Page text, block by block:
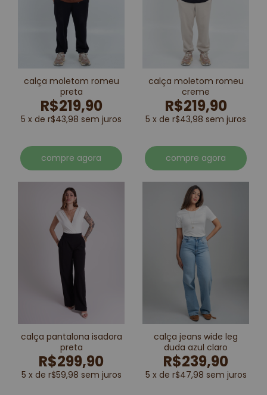
calça moletom romeu
preta
R$219,90
5 x de r$43,98 sem juros
compre agora
calça moletom romeu
creme
R$219,90
5 x de r$43,98 sem juros
compre agora
calça pantalona isadora
preta
R$299,90
5 x de r$59,98 sem juros
calça jeans wide leg
duda azul claro
R$239,90
5 x de r$47,98 sem juros